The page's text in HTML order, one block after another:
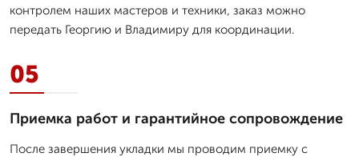
контролем наших мастеров и техники, заказ можно
передать Георгию и Владимиру для координации.
05
Приемка работ и гарантийное сопровождение
После завершения укладки мы проводим приемку с